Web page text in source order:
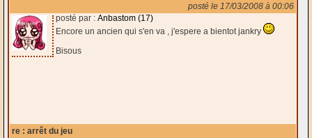
posté le 17/03/2008 à 00:06
posté par : Anbastom (17)
Encore un ancien qui s'en va , j'espere a bientot jankry
Bisous
re : arrêt du jeu